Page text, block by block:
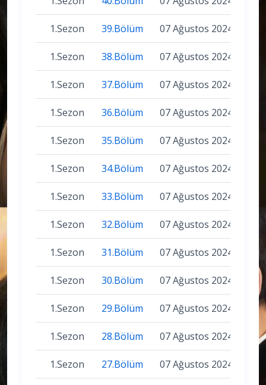
1.Sezon 39.Bölüm 07 Ağustos 2024
1.Sezon 38.Bölüm 07 Ağustos 2024
1.Sezon 37.Bölüm 07 Ağustos 2024
1.Sezon 36.Bölüm 07 Ağustos 2024
1.Sezon 35.Bölüm 07 Ağustos 2024
1.Sezon 34.Bölüm 07 Ağustos 2024
1.Sezon 33.Bölüm 07 Ağustos 2024
1.Sezon 32.Bölüm 07 Ağustos 2024
1.Sezon 31.Bölüm 07 Ağustos 2024
1.Sezon 30.Bölüm 07 Ağustos 2024
1.Sezon 29.Bölüm 07 Ağustos 2024
1.Sezon 28.Bölüm 07 Ağustos 2024
1.Sezon 27.Bölüm 07 Ağustos 2024